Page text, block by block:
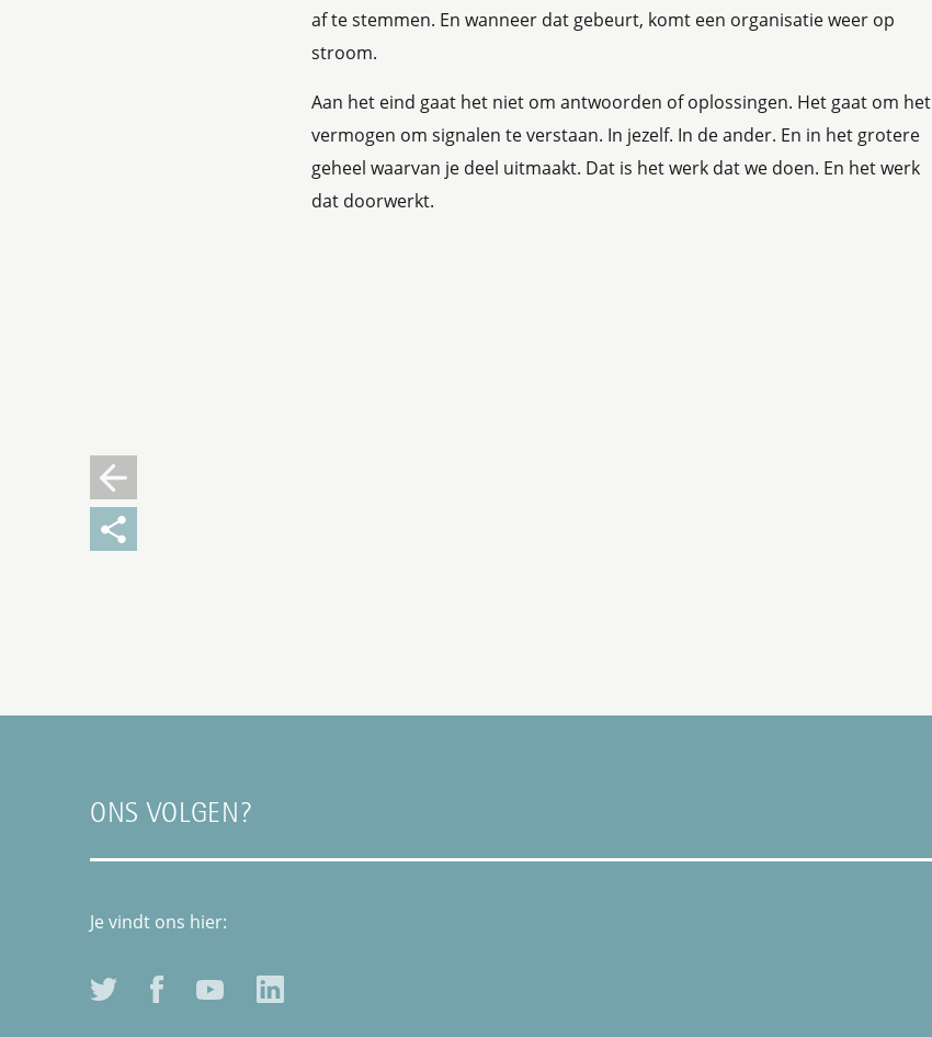
af te stemmen. En wanneer dat gebeurt, komt een organisatie weer op
stroom.
Aan het eind gaat het niet om antwoorden of oplossingen. Het gaat om het
vermogen om signalen te verstaan. In jezelf. In de ander. En in het grotere
geheel waarvan je deel uitmaakt. Dat is het werk dat we doen. En het werk
dat doorwerkt.
ONS VOLGEN?
Je vindt ons hier: